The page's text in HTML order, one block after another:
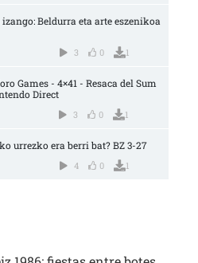
izango: Beldurra eta arte eszenikoa
3 0 1
Games - 4×41 - Resaca del Sum
Direct
3 0 1
urrezko era berri bat? BZ 3-27
4 0 1